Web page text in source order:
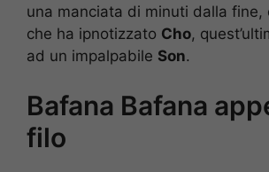
una manciata di minuti dalla fine,
che ha ipnotizzato Cho,
ad un impalpabile Son.
Bafana Bafana
filo